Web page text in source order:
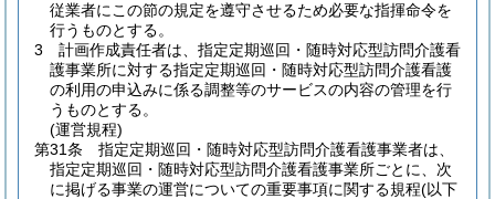
従業者にこの節の規定を遵守させるため必要な指揮命令を
行うものとする。
3
計画作成責任者は、指定定期巡回・随時対応型訪問介護看
護事業所に対する指定定期巡回・随時対応型訪問介護看護
の利用の申込みに係る調整等のサービスの内容の管理を行
うものとする。
(運営規程)
第31条
指定定期巡回・随時対応型訪問介護看護事業者は、
指定定期巡回・随時対応型訪問介護看護事業所ごとに、次
に掲げる事業の運営についての重要事項に関する規程(以下